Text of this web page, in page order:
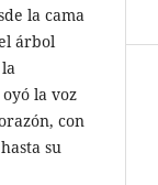
la cama
árbol
la voz
con
su